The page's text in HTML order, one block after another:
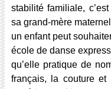
stabilité familiale,
sa grand-mère
un enfant peut
école de danse
qu’elle pratique de
français, la couture et